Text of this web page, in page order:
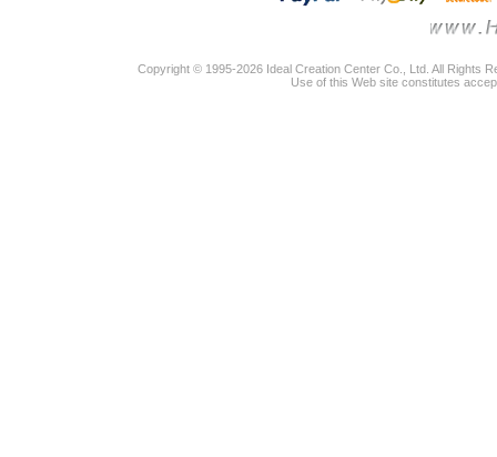
Copyright © 1995-2026 Ideal Creation Center Co., Ltd. All Rights
Use of this Web site constitutes